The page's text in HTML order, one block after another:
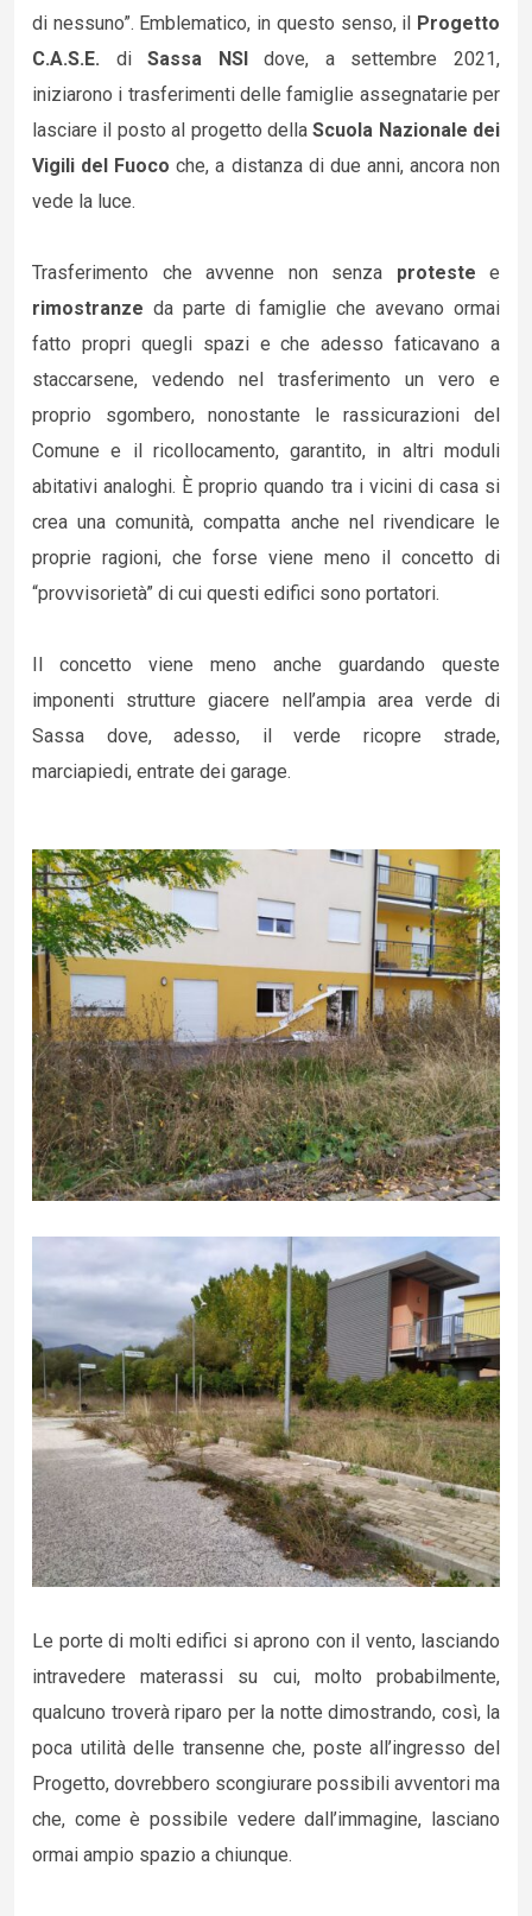
di nessuno”. Emblematico, in questo senso, il Progetto
C.A.S.E. diSassa NSIdove, a settembre 2021,
iniziarono i trasferimenti delle famiglie assegnatarie per
lasciare il posto al progetto dellaScuola Nazionale dei
Vigili del Fuoco che, a distanza di due anni, ancora non
vede la luce.
Trasferimento che avvenne non senza proteste e
rimostranze da parte di famiglie che avevano ormai
fatto propri quegli spazi e che adesso faticavano a
staccarsene, vedendo nel trasferimento un vero e
proprio sgombero, nonostante le rassicurazioni del
Comune e il ricollocamento, garantito, in altri moduli
abitativi analoghi. È proprio quando tra i vicini di casa si
crea una comunità, compatta anche nel rivendicare le
proprie ragioni, che forse viene meno il concetto di
“provvisorietà” di cui questi edifici sono portatori.
Il concetto viene meno anche guardando queste
imponenti strutture giacere nell’ampia area verde di
Sassa dove, adesso, il verde ricopre strade,
marciapiedi, entrate dei garage.
Le porte di molti edifici si aprono con il vento, lasciando
intravedere materassi su cui, molto probabilmente,
qualcuno troverà riparo per la notte dimostrando, così, la
poca utilità delle transenne che, poste all’ingresso del
Progetto, dovrebbero scongiurare possibili avventori ma
che, come è possibile vedere dall’immagine, lasciano
ormai ampio spazio a chiunque.